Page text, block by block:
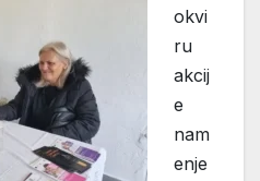
okvi
ru
akcij
e
nam
enje